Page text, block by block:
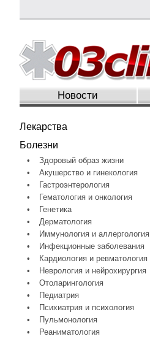
Новости
Лекарства
Болезни
•
Здоровый образ жизни
•
Акушерство и гинекология
•
Гастроэнтерология
•
Гематология и онкология
•
Генетика
•
Дерматология
•
Иммунология и аллергология
•
Инфекционные заболевания
•
Кардиология и ревматология
•
Неврология и нейрохирургия
•
Отоларингология
•
Педиатрия
•
Психиатрия и психология
•
Пульмонология
•
Реаниматология